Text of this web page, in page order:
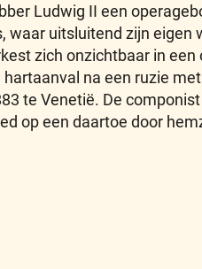
Ludwig II een
waar uitsluitend zijn eigen
zich onzichtbaar in
na een ruzie
te Venetië. De
op een daartoe door